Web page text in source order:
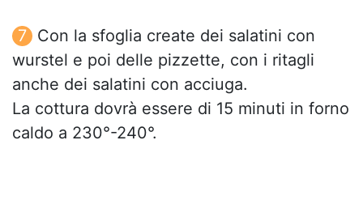
Con la sfoglia create dei salatini con
wurstel e poi delle pizzette, con i ritagli
anche dei salatini con acciuga.
La cottura dovrà essere di 15 minuti in forno
caldo a 230°-240°.